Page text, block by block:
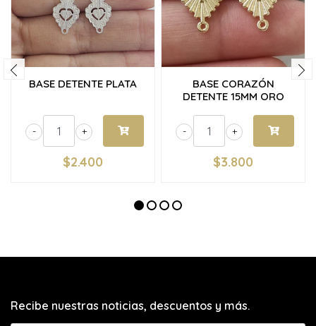
BASE DETENTE PLATA
+
-
$2.400
BASE CORAZÓN
DETENTE 15MM ORO
+
-
$3.800
Recibe nuestras noticias, descuentos y más.